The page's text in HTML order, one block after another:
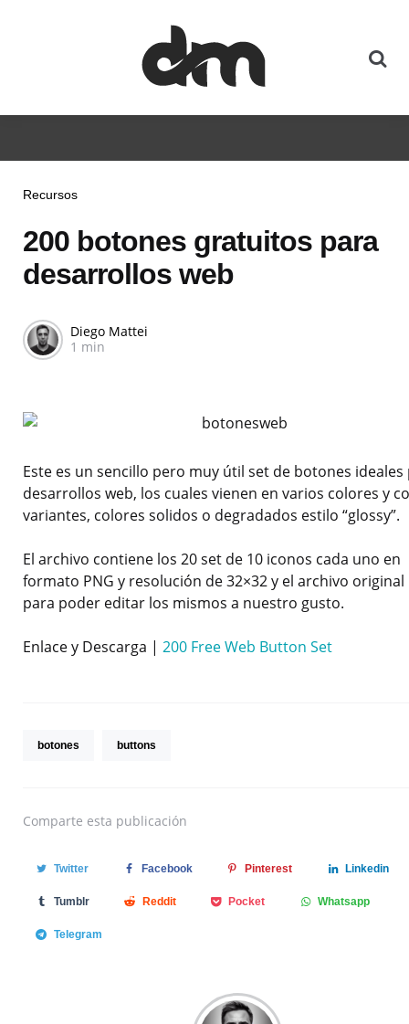
Recursos
200 botones gratuitos para
desarrollos web
Diego Mattei
1 min
Este es un sencillo pero muy útil set de botones ideales
desarrollos web, los cuales vienen en varios colores y
variantes, colores solidos o degradados estilo “glossy”.
El archivo contiene los 20 set de 10 iconos cada uno en
formato PNG y resolución de 32×32 y el archivo original
para poder editar los mismos a nuestro gusto.
Enlace y Descarga | 200 Free Web Button Set
botones buttons
Comparte esta publicación
Twitter Facebook Pinterest Linkedin
Tumblr Reddit Pocket Whatsapp
Telegram